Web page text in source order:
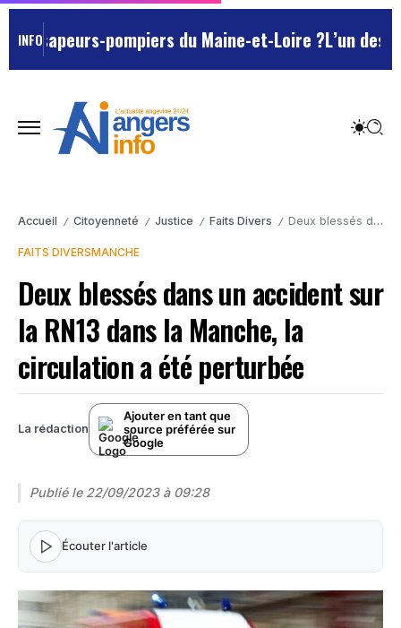
INFO pompiers du Maine-et-Loire ?L’un des
Accueil / Citoyenneté / Justice / Faits Divers / Deux blessés dans un accident sur la RN13 dans la Manche, la circulation a été perturbée
FAITS DIVERSMANCHE
Deux blessés dans un accident sur
la RN13 dans la Manche, la
circulation a été perturbée
La rédaction
Ajouter en tant que
source préférée sur
Google
Publié le 22/09/2023 à 09:28
Écouter l'article